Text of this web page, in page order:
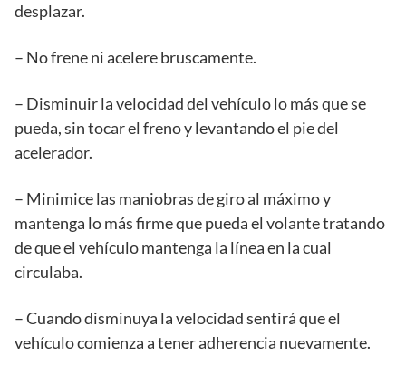
desplazar.
– No frene ni acelere bruscamente.
– Disminuir la velocidad del vehículo lo más que se
pueda, sin tocar el freno y levantando el pie del
acelerador.
– Minimice las maniobras de giro al máximo y
mantenga lo más firme que pueda el volante tratando
de que el vehículo mantenga la línea en la cual
circulaba.
– Cuando disminuya la velocidad sentirá que el
vehículo comienza a tener adherencia nuevamente.